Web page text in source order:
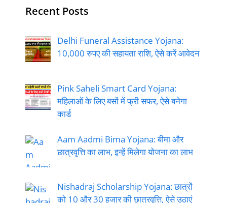
Recent Posts
Delhi Funeral Assistance Yojana:
10,000 रुपए की सहायता राशि, ऐसे करें आवेदन
Pink Saheli Smart Card Yojana:
महिलाओं के लिए बसों में फ्री सफर, ऐसे बनेगा
कार्ड
Aam Aadmi Bima Yojana: बीमा और
छात्रवृत्ति का लाभ, इन्हें मिलेगा योजना का लाभ
Nishadraj Scholarship Yojana: छात्रों
को 10 और 30 हजार की छात्रवृत्ति, ऐसे उठाएं